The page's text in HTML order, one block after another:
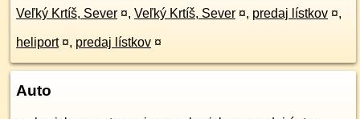
Veľký Krtíš, Sever ¤, Veľký Krtíš, Sever ¤, predaj lístkov ¤,
heliport ¤, predaj lístkov ¤
Auto